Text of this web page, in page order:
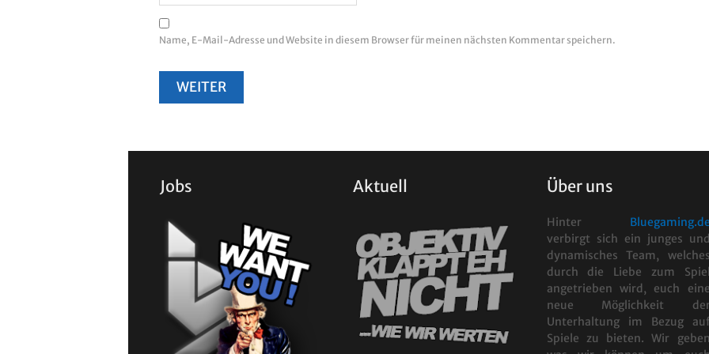
Name, E-Mail-Adresse und Website in diesem Browser für meinen nächsten Kommentar speichern.
Jobs Aktuell Über uns
Hinter Bluegaming.de
verbirgt sich ein junges und
dynamisches Team, welches
durch die Liebe zum Spiel
angetrieben wird, euch eine
neue Möglichkeit der
Unterhaltung im Bezug
Spiele zu bieten. Wir geben